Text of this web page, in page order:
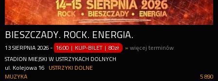
BIESZCZADY. ROCK. ENERGIA.
13 SIERPNIA 2026 - 16:00 | KUP-BILET |80zł »więcej terminów
STADION MIEJSKI W USTRZYKACH DOLNYCH
ul. Kolejowa 16
USTRZYKI DOLNE
5 890
MUZYKA